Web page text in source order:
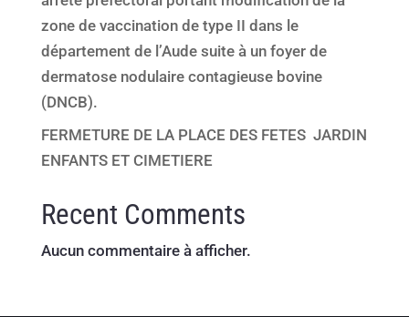
zone de vaccination de type II dans le
département de l’Aude suite à un foyer de
dermatose nodulaire contagieuse bovine
(DNCB).
FERMETURE DE LA PLACE DES FETES JARDIN
ENFANTS ET CIMETIERE
Recent Comments
Aucun commentaire à afficher.